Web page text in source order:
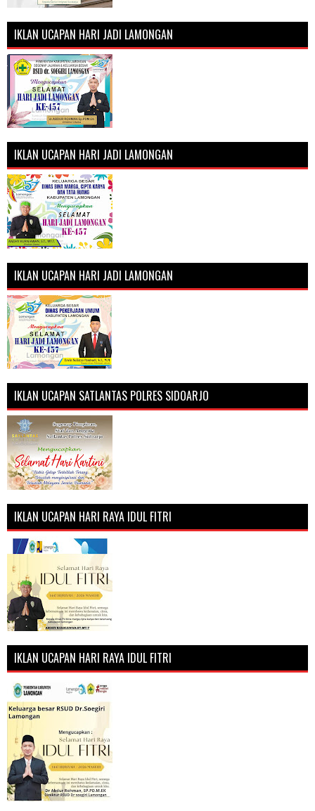
IKLAN UCAPAN HARI JADI LAMONGAN
IKLAN UCAPAN HARI JADI LAMONGAN
IKLAN UCAPAN HARI JADI LAMONGAN
IKLAN UCAPAN SATLANTAS POLRES SIDOARJO
IKLAN UCAPAN HARI RAYA IDUL FITRI
IKLAN UCAPAN HARI RAYA IDUL FITRI